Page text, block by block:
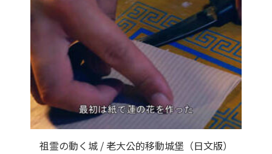
祖霊の動く城 / 老大公的移動城堡（日文版）